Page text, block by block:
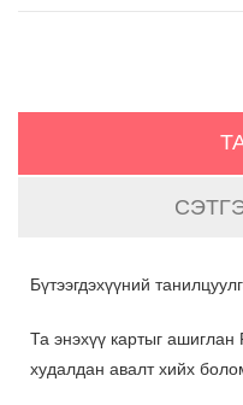
Бүтээгдэхүүний
Та энэхүү картыг
худалдан авалт хийх